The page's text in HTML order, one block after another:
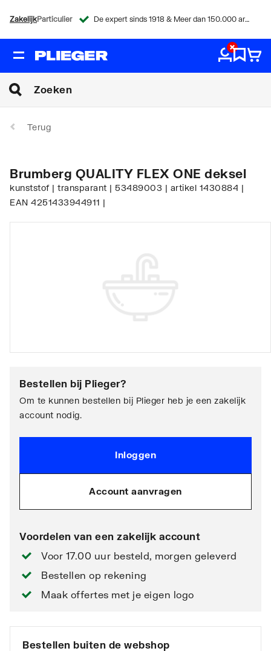
ZakelijkParticulier De expert sinds 1918 & Meer dan 150.000 artikelen
Terug
Brumberg QUALITY FLEX ONE deksel
kunststof | transparant | 53489003 | artikel 1430884 |
EAN 4251433944911 |
Bestellen bij Plieger?
Om te kunnen bestellen bij Plieger heb je een zakelijk
account nodig.
Inloggen
Account aanvragen
Voordelen van een zakelijk account
Voor 17.00 uur besteld, morgen geleverd
Bestellen op rekening
Maak offertes met je eigen logo
Bestellen buiten de webshop